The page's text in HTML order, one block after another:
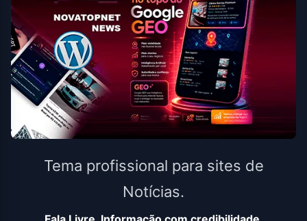
Tema profissional para sites de
Notícias.